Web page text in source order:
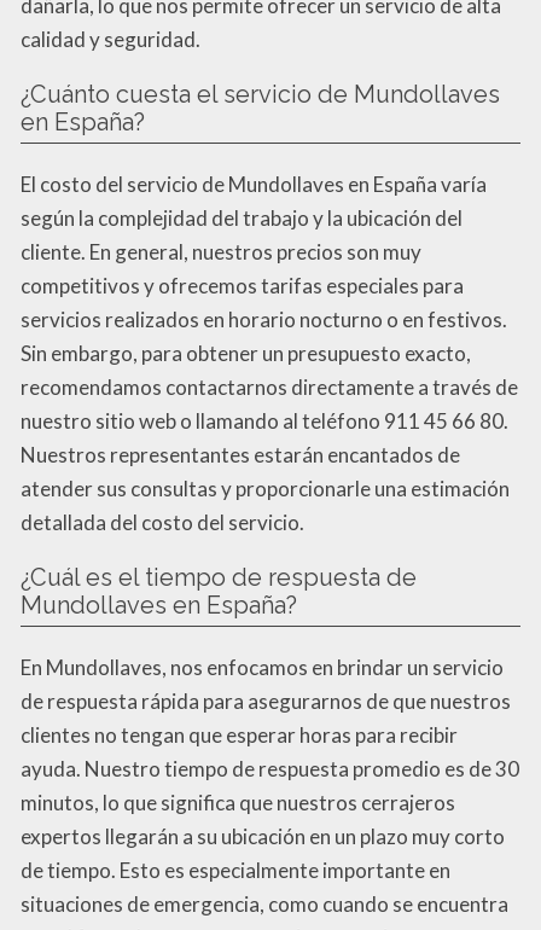
calidad y seguridad.
¿Cuánto cuesta el servicio de Mundollaves
en España?
El costo del servicio de Mundollaves en España varía
según la complejidad del trabajo y la ubicación del
cliente. En general, nuestros precios son muy
competitivos y ofrecemos tarifas especiales para
servicios realizados en horario nocturno o en festivos.
Sin embargo, para obtener un presupuesto exacto,
recomendamos contactarnos directamente a través de
nuestro sitio web o llamando al teléfono 911 45 66 80.
Nuestros representantes estarán encantados de
atender sus consultas y proporcionarle una estimación
detallada del costo del servicio.
¿Cuál es el tiempo de respuesta de
Mundollaves en España?
En Mundollaves, nos enfocamos en brindar un servicio
de respuesta rápida para asegurarnos de que nuestros
clientes no tengan que esperar horas para recibir
ayuda. Nuestro tiempo de respuesta promedio es de 30
minutos, lo que significa que nuestros cerrajeros
expertos llegarán a su ubicación en un plazo muy corto
de tiempo. Esto es especialmente importante en
situaciones de emergencia, como cuando se encuentra